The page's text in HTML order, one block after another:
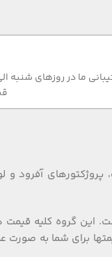
آفرود و
این گروه کلیه قیمت
در صورتی که از هر کالا بیش از ۵ عدد خرید کنید، قیمتها برای شما